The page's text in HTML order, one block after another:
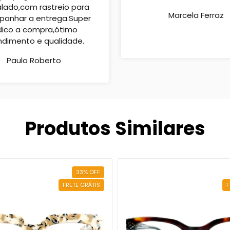
rastreio para
a entrega.Super
a compra,ótimo
e qualidade.
Paulo Roberto
Marcela Ferraz
Produtos Similares
33% OFF
FRETE GRÁTIS